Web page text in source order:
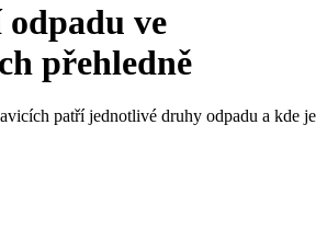
ve
přehledně
patří jednotlivé druhy odpadu a kde je